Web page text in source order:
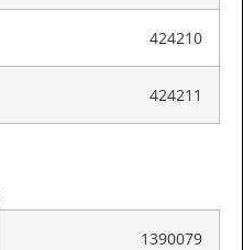
424210
424211
1390079